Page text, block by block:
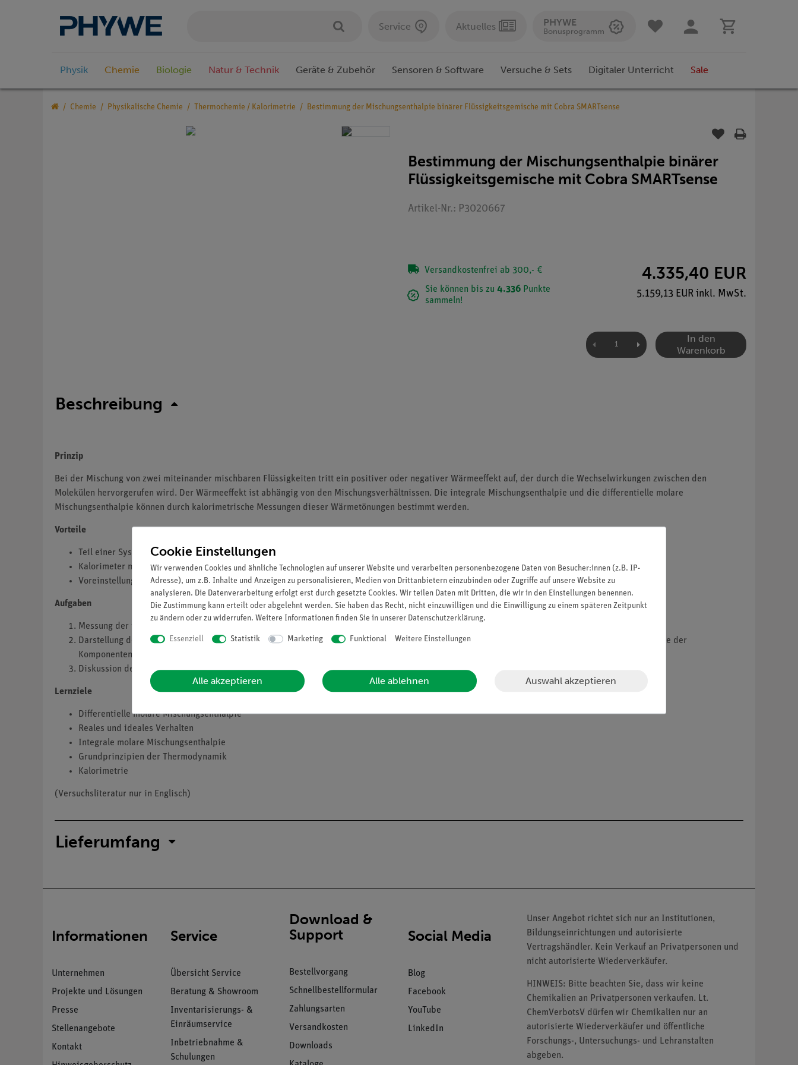
Service Aktuelles PHYWE
Bonusprogramm
Physik Chemie Biologie Natur & Technik Geräte & Zubehör Sensoren & Software Versuche & Sets Digitaler Unterricht Sale
Chemie Physikalische Chemie Thermochemie / Kalorimetrie Bestimmung der Mischungsenthalpie binärer Flüssigkeitsgemische mit Cobra SMARTsense
Bestimmung der Mischungsenthalpie binärer
Flüssigkeitsgemische mit Cobra SMARTsense
Artikel-Nr.: P3020667
Versandkostenfrei ab 300,- €
Sie können bis zu 4.336 Punkte
sammeln!
4.335,40 EUR
5.159,13 EUR inkl. MwSt.
In den
Warenkorb
Beschreibung
Prinzip
Bei der Mischung von zwei miteinander mischbaren Flüssigkeiten tritt ein positiver oder negativer Wärmeeffekt auf, der durch die Wechselwirkungen zwischen den
Molekülen hervorgerufen wird. Der Wärmeeffekt ist abhängig von den Mischungsverhältnissen. Die integrale Mischungsenthalpie und die differentielle molare
Mischungsenthalpie können durch kalorimetrische Messungen dieser Wärmetönungen bestimmt werden.
Vorteile
Teil einer Systemlösung - Leicht erweiterbar für weitere Versuche
Kalorimeter mit besonders großem Fassungsvermögen
Voreinstellungen für den Versuch erleichtern die Durchführung
Aufgaben
Messung der integralen Mischungsenthalpie von 7 verschiedenen Wasser-Aceton-Mischungen.
Darstellung der molaren integralen Mischungsenthalpie gegen den Stoffmengenanteil (Molenbruch) und Bestimmung der molaren Mischungsenthalpie der
Komponenten.
Diskussion der Ergebnisse auf der Grundlage der Wechselwirkungen in der Mischung.
Lernziele
Differentielle molare Mischungsenthalpie
Reales und ideales Verhalten
Integrale molare Mischungsenthalpie
Grundprinzipien der Thermodynamik
Kalorimetrie
(Versuchsliteratur nur in Englisch)
Lieferumfang
Informationen
Unternehmen
Projekte und Lösungen
Presse
Stellenangebote
Kontakt
Service
Übersicht Service
Beratung & Showroom
Inventarisierungs- &
Einräumservice
Inbetriebnahme &
Schulungen
Download &
Support
Bestellvorgang
Schnellbestellformular
Zahlungsarten
Versandkosten
Downloads
Social Media
Blog
Facebook
YouTube
LinkedIn
Unser Angebot richtet sich nur an Institutionen,
Bildungseinrichtungen und autorisierte
Vertragshändler. Kein Verkauf an Privatpersonen und
nicht autorisierte Wiederverkäufer.
HINWEIS: Bitte beachten Sie, dass wir keine
Chemikalien an Privatpersonen verkaufen. Lt.
ChemVerbotsV dürfen wir Chemikalien nur an
autorisierte Wiederverkäufer und öffentliche
Forschungs-, Untersuchungs- und Lehranstalten
abgeben.
Cookie Einstellungen
Wir verwenden Cookies und ähnliche Technologien auf unserer Website und verarbeiten personenbezogene Daten von Besucher:innen (z.B. IP-
Adresse), um z.B. Inhalte und Anzeigen zu personalisieren, Medien von Drittanbietern einzubinden oder Zugriffe auf unsere Website zu
analysieren. Die Datenverarbeitung erfolgt erst durch gesetzte Cookies. Wir teilen Daten mit Dritten, die wir in den Einstellungen benennen.
Die Zustimmung kann erteilt oder abgelehnt werden. Sie haben das Recht, nicht einzuwilligen und die Einwilligung zu einem späteren Zeitpunkt
zu ändern oder zu widerrufen. Weitere Informationen finden Sie in unserer Daten­schutz­erklärung.
Essenziell Statistik Marketing Funktional Weitere Einstellungen
Alle akzeptieren Alle ablehnen Auswahl akzeptieren